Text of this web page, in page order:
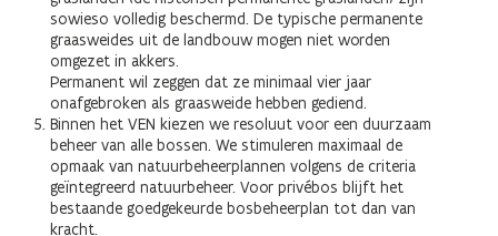
sowieso volledig beschermd. De typische permanente
graasweides uit de landbouw mogen niet worden
omgezet in akkers.
Permanent wil zeggen dat ze minimaal vier jaar
onafgebroken als graasweide hebben gediend.
Binnen het VEN kiezen we resoluut voor een duurzaam
beheer van alle bossen. We stimuleren maximaal de
opmaak van natuurbeheerplannen volgens de criteria
geïntegreerd natuurbeheer. Voor privébos blijft het
bestaande goedgekeurde bosbeheerplan tot dan van
kracht.